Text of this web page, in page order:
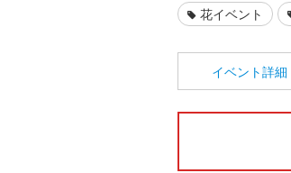
花イベント
イベント詳細